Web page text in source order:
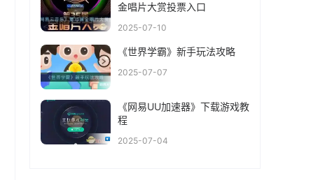
金唱片大赏投票入口
2025-07-10
《世界学霸》新手玩法攻略
2025-07-07
《网易UU加速器》下载游戏教
程
2025-07-04